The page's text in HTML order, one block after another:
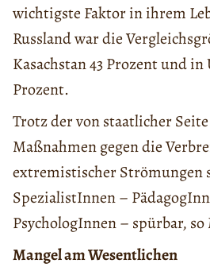
wichtigste Faktor in ihrem
Russland war die
Kasachstan 43 Prozent und in
Prozent.
Trotz der von staatlicher
Maßnahmen gegen die
extremistischer Strömungen
SpezialistInnen –
PsychologInnen – spürbar,
Mangel am Wesentlichen